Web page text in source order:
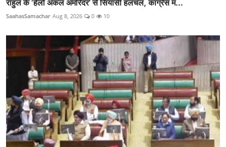
राहुल के ‘हेलो अंकल अमरिंदर’ से सियासी हलचल, कांग्रेस म...
SaahasSamachar Aug 8, 2026 0 10